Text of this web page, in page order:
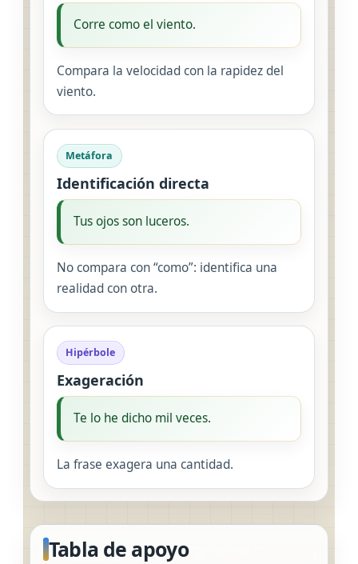
Corre como el viento.
Compara la velocidad con la rapidez del
viento.
Metáfora
Identificación directa
Tus ojos son luceros.
No compara con “como”: identifica una
realidad con otra.
Hipérbole
Exageración
Te lo he dicho mil veces.
La frase exagera una cantidad.
Tabla de apoyo